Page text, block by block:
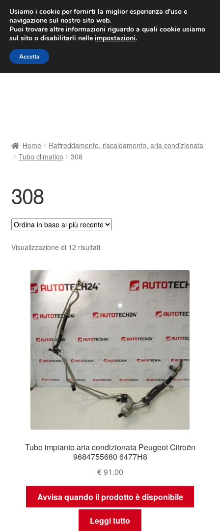
CONSEGNA da 7 EUR
Lun-Ven 9:00 - 16:00/800 580 290
Vai
alla
navigazione
Vai
al
contenuto
Consegna
Procedura di Reclamo
Registratore di cassa
Rimostranza
Spedizione in tutto il mondo
Termini e condizioni
Home
Raffreddamento, riscaldamento, aria condizionata
Tubo climatico
308
308
Visualizzazione di 12 risultatiOrdina
base
Tubo impianto aria condizionata Peugeot Citroën
9684755680 6477H8
€91.00
Avvisa quando il prodotto è disponibile
Leggi tutto
Usiamo i cookie per fornirti la miglior esperienza d'uso e
navigazione sul nostro sito web.
Puoi trovare altre informazioni riguardo a quali cookie usiamo
sul sito o disabilitarli nelle impostazioni.
Accetta